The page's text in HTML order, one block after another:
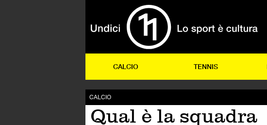
CALCIO TENNIS
CALCIO
Qual è la squadra